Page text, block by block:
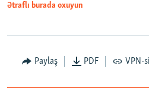
Ətraflı burada oxuyun
Paylaş PDF VPN-